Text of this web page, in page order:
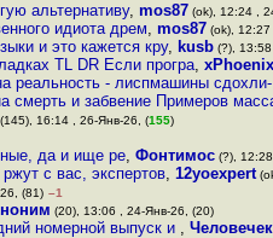
альтернативу, mos87 (ok), 12:24 ,
идиота дрем, mos87 (ok),
и это кажется кру, kusb (?),
TL DR Если програ, xPhoenix
реальность - лиспмашины
смерть и забвение Примеров
(145), 16:14 , 26-Янв-26, (155)
да и ище ре, Фонтимос (?),
с вас, экспертов, 12yoexpert
(81) –1
(20), 13:06 , 24-Янв-26, (20)
номерной выпуск и , Человечек